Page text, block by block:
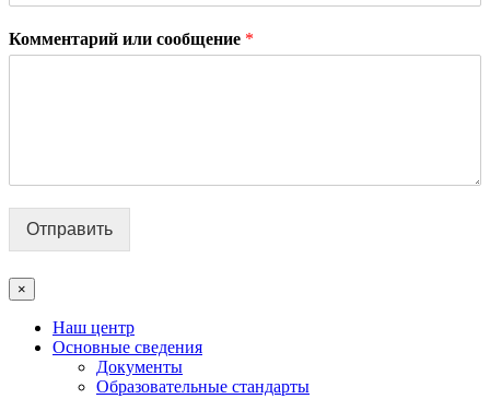
Комментарий или сообщение *
Отправить
×
Наш центр
Основные сведения
Документы
Образовательные стандарты